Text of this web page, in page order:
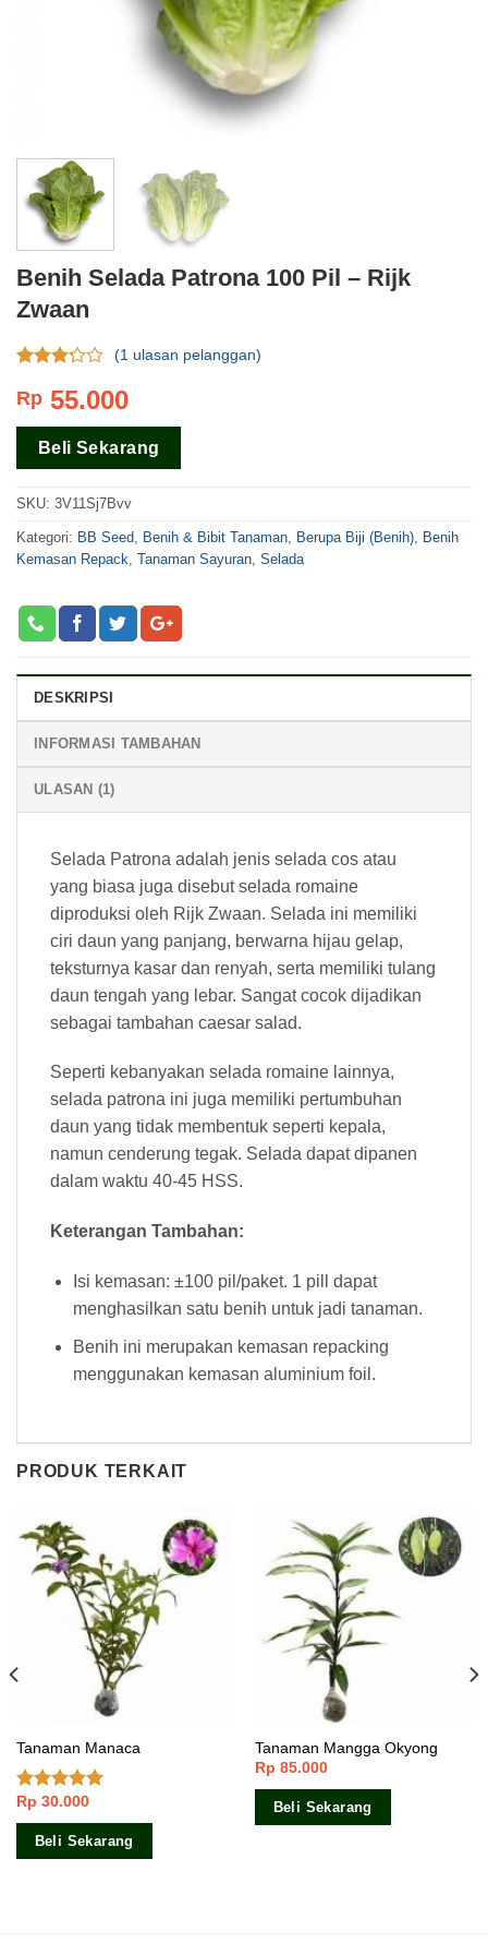
Benih Selada Patrona 100 Pil – Rijk
Zwaan
3.00
pada
rating
pelanggan
(1 ulasan pelanggan)
Rp 55.000
Beli Sekarang
SKU: 3V11Sj7Bvv
Kategori: BB Seed Benih & Bibit Tanaman Berupa Biji (Benih) Benih
Kemasan Repack Tanaman Sayuran Selada
DESKRIPSI
INFORMASI TAMBAHAN
ULASAN (1)
Selada Patrona adalah jenis selada cos atau
yang biasa juga disebut selada romaine
diproduksi oleh Rijk Zwaan. Selada ini memiliki
ciri daun yang panjang, berwarna hijau gelap,
teksturnya kasar dan renyah, serta memiliki tulang
daun tengah yang lebar. Sangat cocok dijadikan
sebagai tambahan caesar salad.
Seperti kebanyakan selada romaine lainnya,
selada patrona ini juga memiliki pertumbuhan
daun yang tidak membentuk seperti kepala,
namun cenderung tegak. Selada dapat dipanen
dalam waktu 40-45 HSS.
Keterangan Tambahan:
Isi kemasan: ±100 pil/paket. 1 pill dapat
menghasilkan satu benih untuk jadi tanaman.
Benih ini merupakan kemasan repacking
menggunakan kemasan aluminium foil.
PRODUK TERKAIT
Tanaman Manaca
Dinilai5.00
dari 5
Rp 30.000
Beli Sekarang
Tanaman Mangga Okyong
Rp 85.000
Beli Sekarang